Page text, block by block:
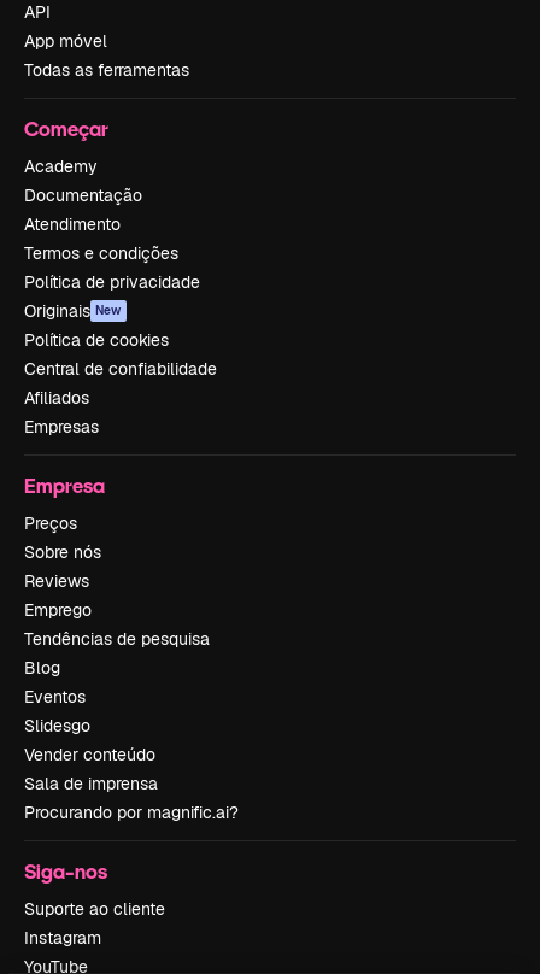
API
App móvel
Todas as ferramentas
Começar
Academy
Documentação
Atendimento
Termos e condições
Política de privacidade
Originais New
Política de cookies
Central de confiabilidade
Afiliados
Empresas
Empresa
Preços
Sobre nós
Reviews
Emprego
Tendências de pesquisa
Blog
Eventos
Slidesgo
Vender conteúdo
Sala de imprensa
Procurando por magnific.ai?
Siga-nos
Suporte ao cliente
Instagram
YouTube